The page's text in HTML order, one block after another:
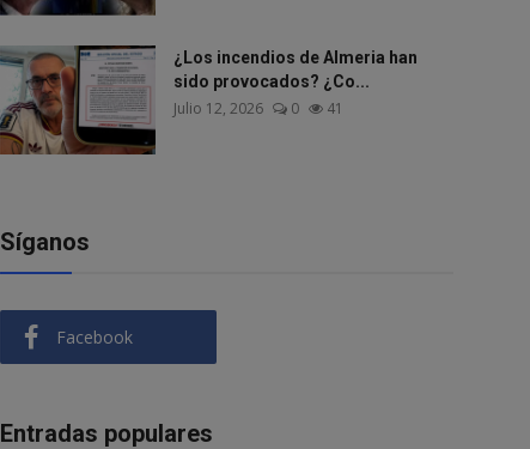
¿Los incendios de Almeria han
sido provocados? ¿Co...
Julio 12, 2026 0 41
Síganos
Facebook
Entradas populares